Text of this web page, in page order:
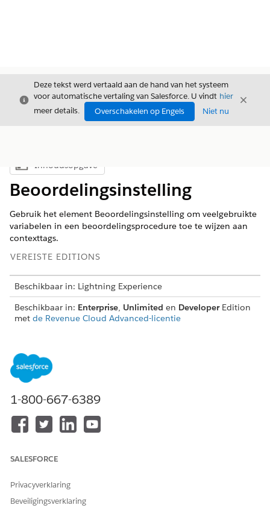
Sluiten
Deze tekst werd vertaald aan de hand van het systeem
voor automatische vertaling van Salesforce. U vindt hier
meer details.
Overschakelen op Engels Niet nu
Sluiten
Inhoudsopgave weergeven
Inhoudsopgave
Beoordelingsinstelling
Gebruik het element Beoordelingsinstelling om veelgebruikte
variabelen in een beoordelingsprocedure toe te wijzen aan
contexttags.
VEREISTE EDITIONS
Beschikbaar in: Lightning Experience
Beschikbaar in: Enterprise, Unlimited en DeveloperEdition
met de Revenue Cloud Advanced-licentie
Beoordelingsinstelling zijn verplicht. Door tags in te stellen in
het element Beoordelingsinstelling bespaart u de tijd die
nodig is voor het opgeven van dezelfde informatie voor latere
samenstelt, moet u het element Beoordelingsinstelling
toevoegen als het eerste beoordelingselement.
1-800-667-6389
SALESFORCE
Privacyverklaring
Beveiligingsverklaring